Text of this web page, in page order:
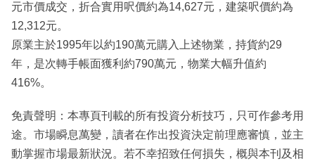
元市價成交，折合實用呎價約為14,627元，建築呎價約為
12,312元。
原業主於1995年以約190萬元購入上述物業，持貨約29
年，是次轉手帳面獲利約790萬元，物業大幅升值約
416%。
免責聲明：本專頁刊載的所有投資分析技巧，只可作參考用
途。市場瞬息萬變，讀者在作出投資決定前理應審慎，並主
動掌握市場最新狀況。若不幸招致任何損失，概與本刊及相